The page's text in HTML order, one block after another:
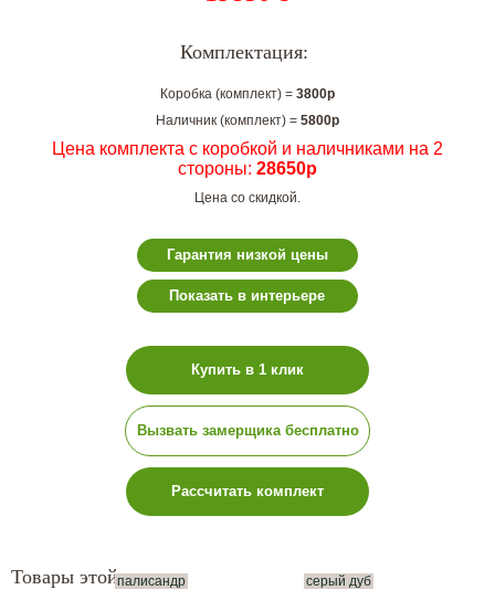
Комплектация:
Коробка (комплект) = 3800р
Наличник (комплект) = 5800р
Цена комплекта с коробкой и наличниками на 2
стороны: 28650р
Цена со скидкой.
Гарантия низкой цены
Показать в интерьере
Купить в 1 клик
Вызвать замерщика бесплатно
Рассчитать комплект
Товары этой серии:
палисандр серый дуб